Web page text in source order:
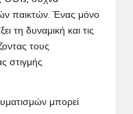
παικτών. Ένας μόνο
τη δυναμική και τις
τους
στιγμής
μπορεί